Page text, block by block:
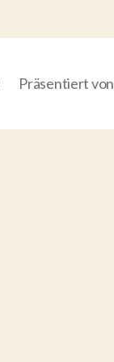
Präsentiert